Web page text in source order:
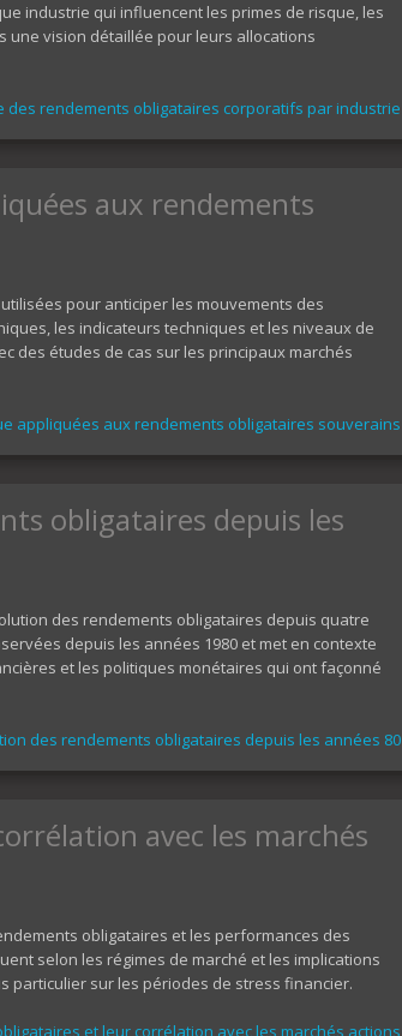
industrie qui influencent les primes de risque, les
une vision détaillée pour leurs allocations
des rendements obligataires corporatifs par industrie
aux rendements
pour anticiper les mouvements des
les indicateurs techniques et les niveaux de
des études de cas sur les principaux marchés
appliquées aux rendements obligataires souverains
obligataires depuis les
des rendements obligataires depuis quatre
depuis les années 1980 et met en contexte
et les politiques monétaires qui ont façonné
des rendements obligataires depuis les années 80
avec les marchés
obligataires et les performances des
selon les régimes de marché et les implications
particulier sur les périodes de stress financier.
et leur corrélation avec les marchés actions